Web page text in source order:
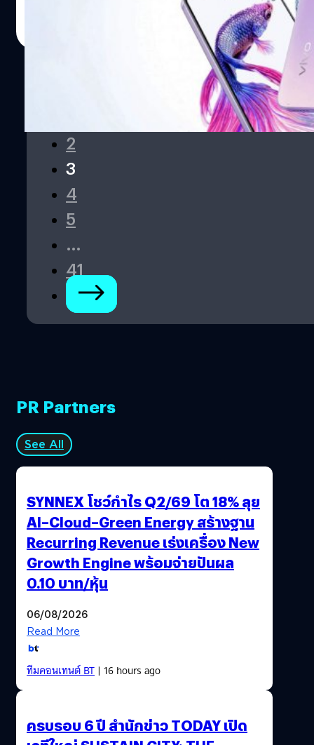
2
3
4
5
…
41
PR Partners
See All
SYNNEX โชว์กำไร Q2/69 โต 18% ลุย
AI–Cloud–Green Energy สร้างฐาน
Recurring Revenue เร่งเครื่อง New
Growth Engine พร้อมจ่ายปันผล
0.10 บาท/หุ้น
06/08/2026
Read More
ทีมคอนเทนต์ BT| 16 hours ago
ครบรอบ 6 ปี สำนักข่าว TODAY เปิด